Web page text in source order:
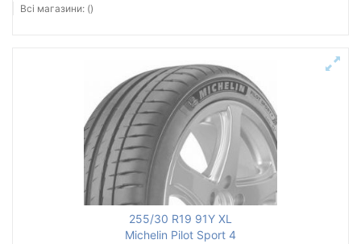
Всі магазини: ()
255/30 R19 91Y XL
Michelin Pilot Sport 4